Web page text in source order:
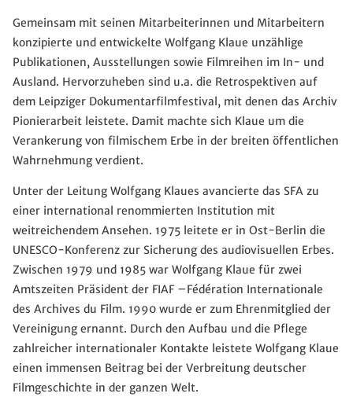
Gemeinsam mit seinen Mitarbeiterinnen und Mitarbeitern
konzipierte und entwickelte Wolfgang Klaue unzählige
Publikationen, Ausstellungen sowie Filmreihen im In- und
Ausland. Hervorzuheben sind u.a. die Retrospektiven auf
dem Leipziger Dokumentarfilmfestival, mit denen das Archiv
Pionierarbeit leistete. Damit machte sich Klaue um die
Verankerung von filmischem Erbe in der breiten öffentlichen
Wahrnehmung verdient.
Unter der Leitung Wolfgang Klaues avancierte das SFA zu
einer international renommierten Institution mit
weitreichendem Ansehen. 1975 leitete er in Ost-Berlin die
UNESCO-Konferenz zur Sicherung des audiovisuellen Erbes.
Zwischen 1979 und 1985 war Wolfgang Klaue für zwei
Amtszeiten Präsident der FIAF –Fédération Internationale
des Archives du Film. 1990 wurde er zum Ehrenmitglied der
Vereinigung ernannt. Durch den Aufbau und die Pflege
zahlreicher internationaler Kontakte leistete Wolfgang Klaue
einen immensen Beitrag bei der Verbreitung deutscher
Filmgeschichte in der ganzen Welt.